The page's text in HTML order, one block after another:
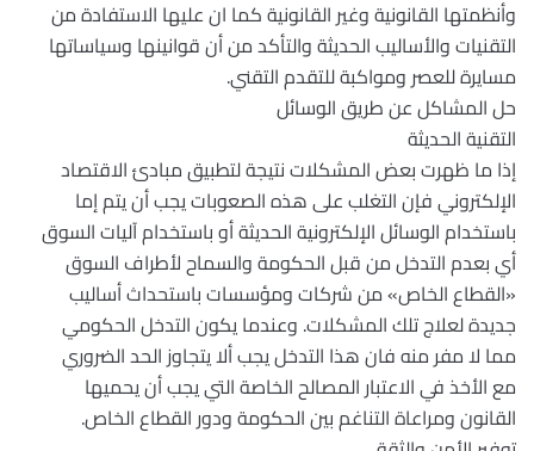
وأنظمتها القانونية وغير القانونية كما ان عليها الاستفادة من
التقنيات والأساليب الحديثة والتأكد من أن قوانينها وسياساتها
مسايرة للعصر ومواكبة للتقدم التقني.
حل المشاكل عن طريق الوسائل
التقنية الحديثة
إذا ما ظهرت بعض المشكلات نتيجة لتطبيق مبادئ الاقتصاد
الإلكتروني فإن التغلب على هذه الصعوبات يجب أن يتم إما
باستخدام الوسائل الإلكترونية الحديثة أو باستخدام آليات السوق
أي بعدم التدخل من قبل الحكومة والسماح لأطراف السوق
«القطاع الخاص» من شركات ومؤسسات باستحداث أساليب
جديدة لعلاج تلك المشكلات. وعندما يكون التدخل الحكومي
مما لا مفر منه فان هذا التدخل يجب ألا يتجاوز الحد الضروري
مع الأخذ في الاعتبار المصالح الخاصة التي يجب أن يحميها
القانون ومراعاة التناغم بين الحكومة ودور القطاع الخاص.